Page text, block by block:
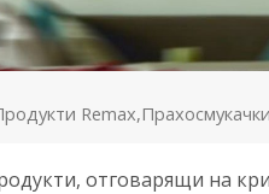
отговарящи на